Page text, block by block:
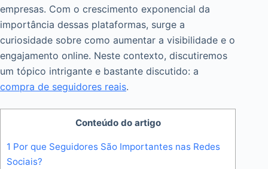
empresas. Com o crescimento exponencial da
importância dessas plataformas, surge a
curiosidade sobre como aumentar a visibilidade e o
engajamento online. Neste contexto, discutiremos
um tópico intrigante e bastante discutido: a
compra de seguidores reais.
Conteúdo do artigo
1 Por que Seguidores São Importantes nas Redes
Sociais?